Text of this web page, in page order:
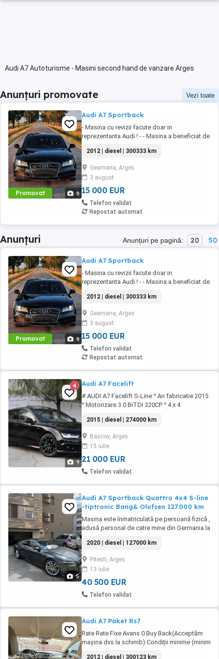
Audi A7 Autoturisme - Masini second hand de vanzare Arges
Anunțuri promovate Vezi toate
Promovat 6
Audi A7 Sportback
- Masina cu revizii facute doar in
reprezentanta Audi ! - - Masina a beneficiat de
V6 (BiTurbo) Putere: 313 CP (230 kW) - 650nm
Transmisie: Integrală permanentă (Quattro-
Torsen) Normă poluare: Euro 5 Culoare
exterioară - Albastru (Moonlight Blue Metallic)
Volan ...
2012 | diesel | 300333 km
Geamana, Arges
3 august
15 000 EUR
Telefon validat
Repostat automat
Anunțuri Anunțuri pe pagină: 20 50
Promovat 6
Audi A7 Sportback
- Masina cu revizii facute doar in
reprezentanta Audi ! - - Masina a beneficiat de
V6 (BiTurbo) Putere: 313 CP (230 kW) - 650nm
Transmisie: Integrală permanentă (Quattro-
Torsen) Normă poluare: Euro 5 Culoare
exterioară - Albastru (Moonlight Blue Metallic)
Volan ...
2012 | diesel | 300333 km
Geamana, Arges
3 august
15 000 EUR
Telefon validat
Repostat automat
9
4 Audi A7 Facelift
# AUDI A7 Facelift S-Line ^ An fabricatie 2015
^ Motorizare 3.0 BiTDI 320CP ^ 4 x 4
Proprietar ^ 274.000 km - Istoric service #
Gama de dotari ce se remarca prin : Soft
Close usi Asistenta la franarea de urgenta
Asistenta camera faza scurta lunga ...
2015 | diesel | 274000 km
Bascov, Arges
15 iulie
21 000 EUR
Telefon validat
5
Audi A7 Sportback Quattro 4x4 S-line
-tiptronic Bang& Olufsen 127.000 km
Masina este înmatriculată pe persoană fizică ,
adusă personal de catre mine din Germania la
2024- masina are 17000 de km pe Romania
parcurși 90% pe autostrada Bucuresti-Pitesti -
are doua schimburi de ulei si filtre făcute.
Masina este exclusiv ținută in GARAJ! Nu ...
2020 | diesel | 127000 km
Pitesti, Arges
13 iulie
40 500 EUR
Telefon validat
Audi A7 Paket Rs7
Rate Rate Fixe Avans 0 Buy Back(Acceptăm
mașina dvs la schimb) Condiții minime (minim
2012 | diesel | 300123 km